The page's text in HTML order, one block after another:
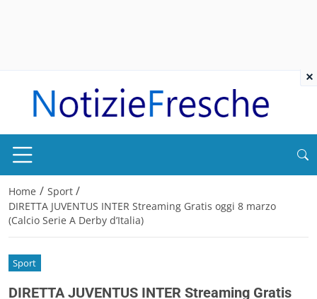
Home / Sport /
DIRETTA JUVENTUS INTER Streaming Gratis oggi 8 marzo
(Calcio Serie A Derby d’Italia)
Sport
DIRETTA JUVENTUS INTER Streaming Gratis
×